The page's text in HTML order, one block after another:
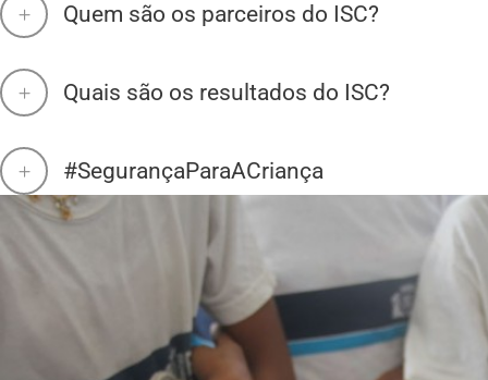
Quem são os parceiros do ISC?
Quais são os resultados do ISC?
#SegurançaParaACriança